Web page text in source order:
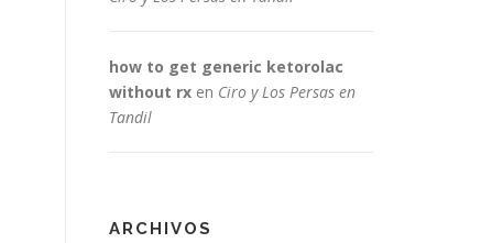
how to get generic ketorolac
without rx en Ciro y Los Persas en
Tandil
ARCHIVOS